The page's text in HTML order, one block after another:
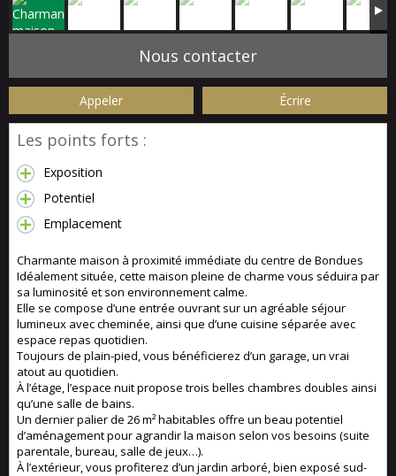
Nous contacter
Appeler Écrire
Les points forts :
Exposition
Potentiel
Emplacement
Charmante maison à proximité immédiate du centre de Bondues
Idéalement située, cette maison pleine de charme vous séduira par
sa luminosité et son environnement calme.
Elle se compose d’une entrée ouvrant sur un agréable séjour
lumineux avec cheminée, ainsi que d’une cuisine séparée avec
espace repas quotidien.
Toujours de plain-pied, vous bénéficierez d’un garage, un vrai
atout au quotidien.
À l’étage, l’espace nuit propose trois belles chambres doubles ainsi
qu’une salle de bains.
Un dernier palier de 26 m² habitables offre un beau potentiel
d’aménagement pour agrandir la maison selon vos besoins (suite
parentale, bureau, salle de jeux…).
À l’extérieur, vous profiterez d’un jardin arboré, bien exposé sud-